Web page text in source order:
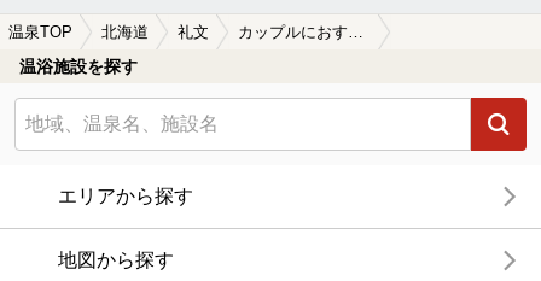
温泉TOP 北海道 礼文
温浴施設を探す
エリアから探す
地図から探す